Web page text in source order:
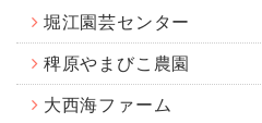
堀江園芸センター
稗原やまびこ農園
大西海ファーム